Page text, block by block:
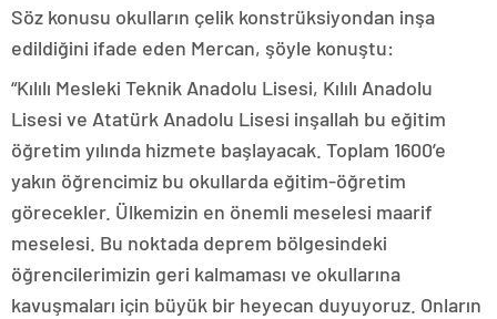
Söz konusu okulların çelik konstrüksiyondan inşa
edildiğini ifade eden Mercan, şöyle konuştu:
“Kılılı Mesleki Teknik Anadolu Lisesi, Kılılı Anadolu
Lisesi ve Atatürk Anadolu Lisesi inşallah bu eğitim
öğretim yılında hizmete başlayacak. Toplam 1600’e
yakın öğrencimiz bu okullarda eğitim-öğretim
görecekler. Ülkemizin en önemli meselesi maarif
meselesi. Bu noktada deprem bölgesindeki
öğrencilerimizin geri kalmaması ve okullarına
kavuşmaları için büyük bir heyecan duyuyoruz. Onların